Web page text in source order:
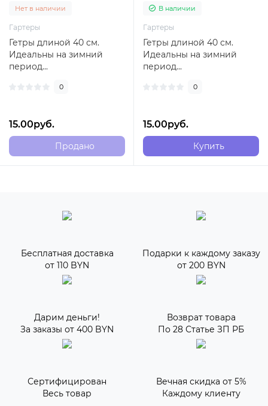
Нет в наличии
Гартеры
Гетры длиной 40 см.
Идеальны на зимний
период...
0
15.00руб.
Продано
В наличии
Гартеры
Гетры длиной 40 см.
Идеальны на зимний
период...
0
15.00руб.
Купить
Бесплатная доставка
от 110 BYN
Подарки к каждому заказу
от 200 BYN
Дарим деньги!
За заказы от 400 BYN
Возврат товара
По 28 Статье ЗП РБ
Сертифицирован
Весь товар
Вечная скидка от 5%
Каждому клиенту